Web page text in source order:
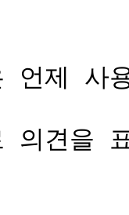
언제 사
의견을